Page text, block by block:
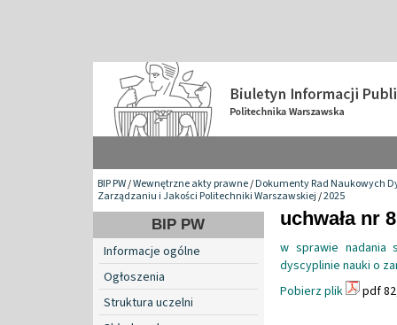
BIP PW/Wewnętrzne akty prawne/Dokumenty Rad Naukowych
Zarządzaniu i Jakości Politechniki Warszawskiej/2025
BIP PW
Informacje ogólne
Ogłoszenia
Struktura uczelni
uchwała nr
w sprawie nadania
dyscyplinie nauki o
Pobierz plik
pdf